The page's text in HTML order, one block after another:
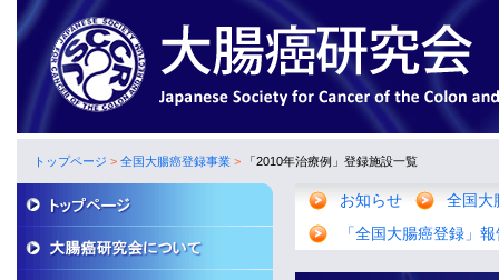
トップページ > 全国大腸癌登録事業 > 「2010年治療例」登録施設一覧
お知らせ
全国大
「全国大腸癌登録」